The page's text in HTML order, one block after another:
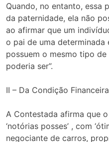
Quando, no entanto, essa
da paternidade, ela não
ao afirmar que um
o pai de uma determinada
possuem o mesmo tipo
poderia ser”.
II – Da Condição
A Contestada afirma que
‘notórias posses’ , com
negociante de carros,